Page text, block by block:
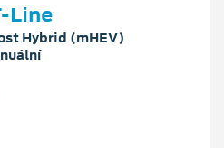
Line
Hybrid (mHEV)